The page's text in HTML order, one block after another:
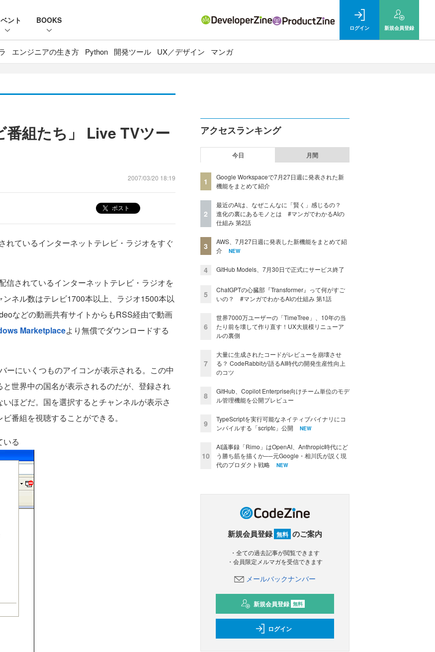
ント BOOKS
ログイン 新規会員登録
エンジニアの生き方 Python 開発ツール UX／デザイン マンガ
番組たち」 Live TVツー
2007/03/20 18:19
ポスト
れているインターネットテレビ・ラジオをすぐ
されているインターネットテレビ・ラジオを
ネル数はテレビ1700本以上、ラジオ1500本以
などの動画共有サイトからもRSS経由で動画
Marketplaceより無償でダウンロードする
にいくつものアイコンが表示される。この中
世界中の国名が表示されるのだが、登録され
ほどだ。国を選択するとチャンネルが表示さ
番組を視聴することができる。
いる
アクセスランキング
今日 月間
1
Google Workspaceで7月27日週に発表された新
機能をまとめて紹介
2
最近のAIは、なぜこんなに「賢く」感じるの？
進化の裏にあるモノとは #マンガでわかるAIの
仕組み 第2話
3
AWS、7月27日週に発表した新機能をまとめて紹
介
NEW
4 GitHub Models、7月30日で正式にサービス終了
5
ChatGPTの心臓部『Transformer』って何がすご
いの？ #マンガでわかるAIの仕組み 第1話
6
世界7000万ユーザーの「TimeTree」、10年の当
たり前を壊して作り直す！UX大規模リニューア
ルの裏側
7
大量に生成されたコードがレビューを崩壊させ
る？ CodeRabbitが語るAI時代の開発生産性向上
のコツ
8
GitHub、Copilot Enterprise向けチーム単位のモデ
ル管理機能を公開プレビュー
9
TypeScriptを実行可能なネイティブバイナリにコ
ンパイルする「scriptc」公開
NEW
10
AI議事録「Rimo」はOpenAI、Anthropic時代にど
う勝ち筋を描くか──元Google・相川氏が説く現
代のプロダクト戦略
NEW
新規会員登録 無料 のご案内
・全ての過去記事が閲覧できます
・会員限定メルマガを受信できます
メールバックナンバー
新規会員登録 無料
ログイン